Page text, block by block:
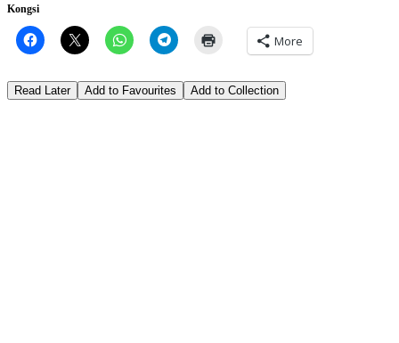
Kongsi
More
Read Later Add to Favourites Add to Collection